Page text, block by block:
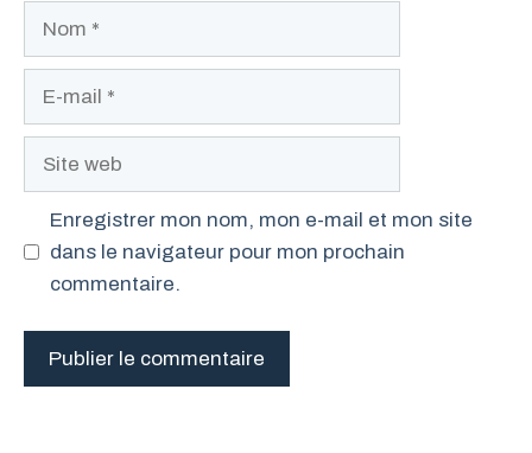
Site
Enregistrer mon nom, mon e-mail et mon site
dans le navigateur pour mon prochain
commentaire.